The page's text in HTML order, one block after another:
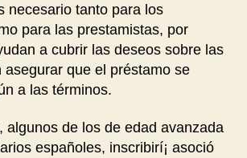
necesario tanto para los
para las prestamistas, por
a cubrir las deseos sobre las
asegurar que el préstamo se
a las términos.
algunos de los de edad avanzada
españoles, inscribirí¡ asoció